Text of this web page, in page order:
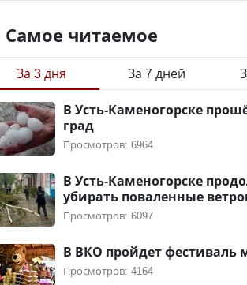
Самое читаемое
За 3 дня За 7 дней
В Усть-Каменогорске
град
Просмотров: 6964
В Усть-Каменогорске
убирать поваленные
Просмотров: 6097
В ВКО пройдет фестиваль
Просмотров: 4164